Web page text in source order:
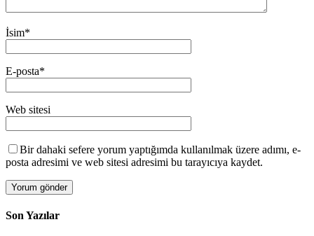
İsim*
E-posta*
Web sitesi
Bir dahaki sefere yorum yaptığımda kullanılmak üzere adımı, e-
posta adresimi ve web sitesi adresimi bu tarayıcıya kaydet.
Son Yazılar